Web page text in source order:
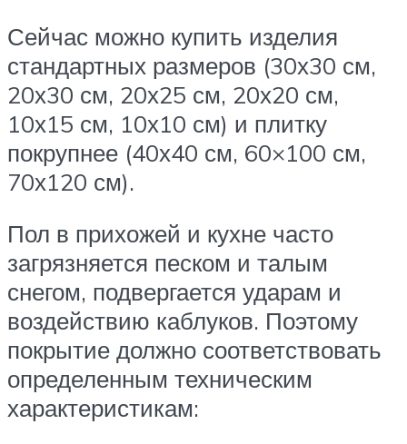
Сейчас можно купить изделия
стандартных размеров (30х30 см,
20х30 см, 20х25 см, 20х20 см,
10х15 см, 10х10 см) и плитку
покрупнее (40х40 см, 60×100 см,
70х120 см).
Пол в прихожей и кухне часто
загрязняется песком и талым
снегом, подвергается ударам и
воздействию каблуков. Поэтому
покрытие должно соответствовать
определенным техническим
характеристикам: